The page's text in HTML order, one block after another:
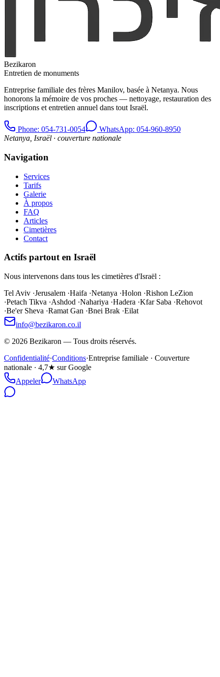
Bezikaron
Entretien de monuments
Entreprise familiale des frères Manilov, basée à Netanya. Nous
honorons la mémoire de vos proches — nettoyage, restauration des
inscriptions et entretien annuel dans tout Israël.
Phone: 054-731-0054
WhatsApp: 054-960-8950
Netanya, Israël · couverture nationale
Navigation
Services
Tarifs
Galerie
À propos
FAQ
Articles
Cimetières
Contact
Actifs partout en Israël
Nous intervenons dans tous les cimetières d'Israël :
Tel Aviv ·Jerusalem ·Haifa ·Netanya ·Holon ·Rishon LeZion
·Petach Tikva ·Ashdod ·Nahariya ·Hadera ·Kfar Saba ·Rehovot
·Be'er Sheva ·Ramat Gan ·Bnei Brak ·Eilat
info@bezikaron.co.il
© 2026 Bezikaron — Tous droits réservés.
Confidentialité·Conditions·Entreprise familiale · Couverture
nationale · 4,7★ sur Google
Appeler
WhatsApp